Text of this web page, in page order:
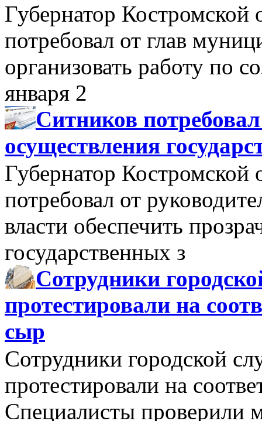
Губернатор Костромской
потребовал от глав
организовать работу по
января 2
Ситников
осуществления
Губернатор Костромской
потребовал от
власти обеспечить
государственных з
Сотрудники
протестировали на
сыр
Сотрудники городской
протестировали на
Специалисты проверили